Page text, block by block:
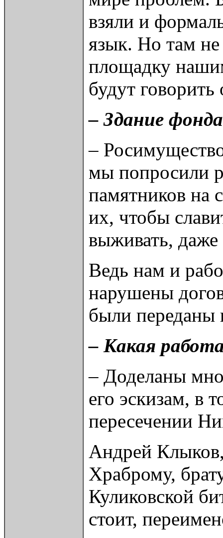
взяли и
язык. Но там
площадку
будут
– Здание
–
мы попросили
памятников на
их, чтобы
выживать, даже
Ведь нам и
нарушены
были переданы
– Какая
– Доделаны
его эскизам, в
пересечении
Андрей
Храброму,
Куликовской
стоит,